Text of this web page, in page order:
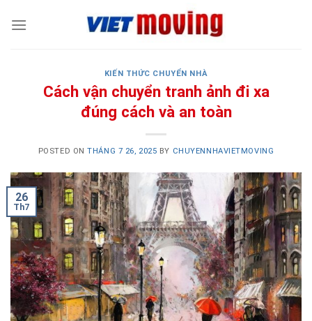
KIẾN THỨC CHUYỂN NHÀ
Cách vận chuyển tranh ảnh đi xa
đúng cách và an toàn
POSTED ONTHÁNG 7 26, 2025 BY CHUYENNHAVIETMOVING
26
Th7